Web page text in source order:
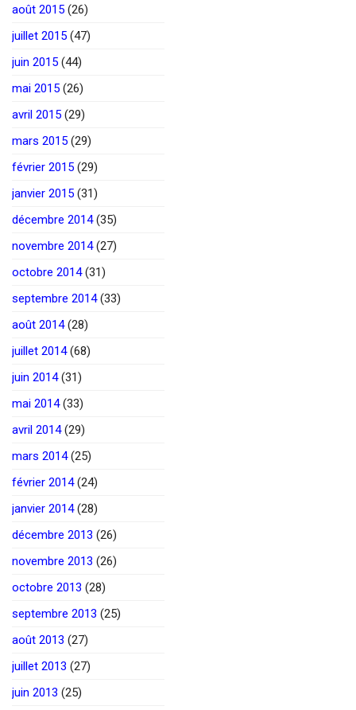
août 2015 (26)
juillet 2015 (47)
juin 2015 (44)
mai 2015 (26)
avril 2015 (29)
mars 2015 (29)
février 2015 (29)
janvier 2015 (31)
décembre 2014(35)
novembre 2014(27)
octobre 2014(31)
septembre 2014(33)
août 2014(28)
juillet 2014(68)
juin 2014(31)
mai 2014(33)
avril 2014(29)
mars 2014(25)
février 2014(24)
janvier 2014(28)
décembre 2013 (26)
novembre 2013 (26)
octobre 2013 (28)
septembre 2013 (25)
août 2013 (27)
juillet 2013 (27)
juin 2013 (25)